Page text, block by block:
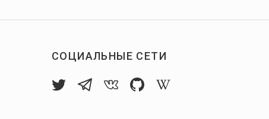
СОЦИАЛЬНЫЕ СЕТИ